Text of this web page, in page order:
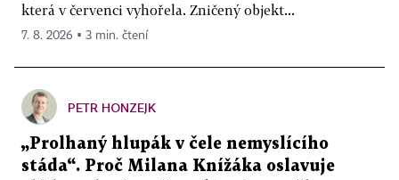
která v červenci vyhořela. Zničený objekt...
7. 8. 2026 ▪ 3 min. čtení
PETR HONZEJK
„Prolhaný hlupák v čele nemyslícího
stáda“. Proč Milana Knížáka oslavuje